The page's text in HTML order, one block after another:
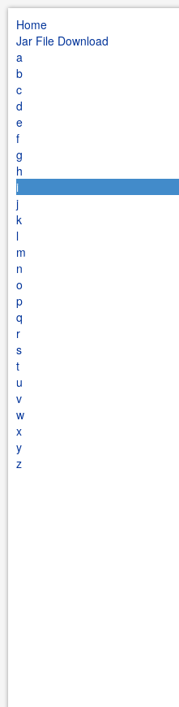
Home
Jar File Download
a
b
c
d
e
f
g
h
i
j
k
l
m
n
o
p
q
r
s
t
u
v
w
x
y
z